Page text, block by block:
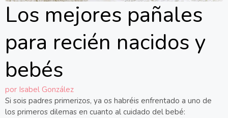
Los mejores pañales
para recién nacidos y
bebés
por Isabel González
Si sois padres primerizos, ya os habréis enfrentado a uno de
los primeros dilemas en cuanto al cuidado del bebé: